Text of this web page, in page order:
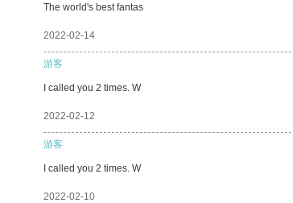
The world's best fantas
2022-02-14
游客
I called you 2 times. W
2022-02-12
游客
I called you 2 times. W
2022-02-10